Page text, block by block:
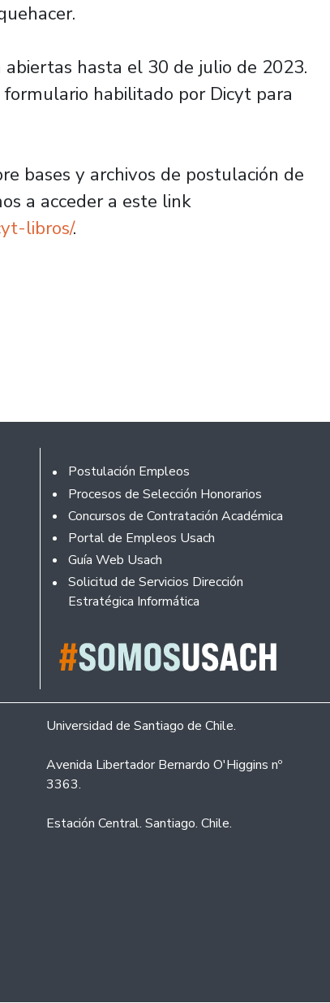
hasta el 30 de julio de 2023.
habilitado por Dicyt para
bases y archivos de postulación de
a acceder a este link
libros/.
Footer
Postulación Empleos
Procesos de Selección Honorarios
Concursos de Contratación Académica
Portal de Empleos Usach
Guía Web Usach
Solicitud de Servicios Dirección
Estratégica Informática
Universidad de Santiago de Chile.
Avenida Libertador Bernardo O'Higgins nº
3363.
Estación Central. Santiago. Chile.